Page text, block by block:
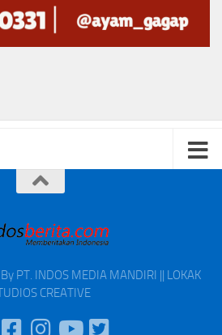
PT. INDOS MEDIA MANDIRI || LOKAK
CREATIVE